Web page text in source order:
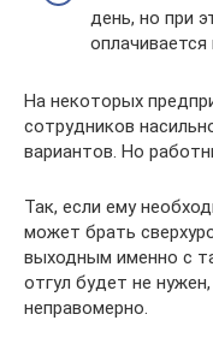
день, но при
На некоторых
сотрудников
вариантов. Но
Так, если ему
может брать
выходным именно с
отгул будет не
неправомерно.